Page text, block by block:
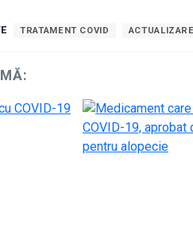
TRATAMENT COVID